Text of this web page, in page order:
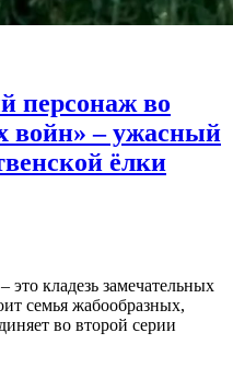
персонаж во
войн» – ужасный
ёлки
кладезь замечательных
семья жабообразных,
во второй серии